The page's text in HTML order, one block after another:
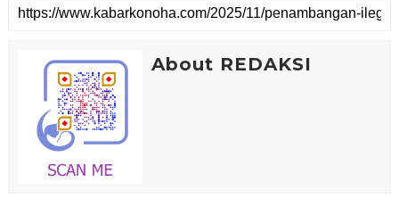
About REDAKSI